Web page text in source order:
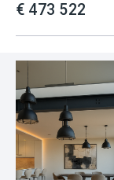
€ 473 522